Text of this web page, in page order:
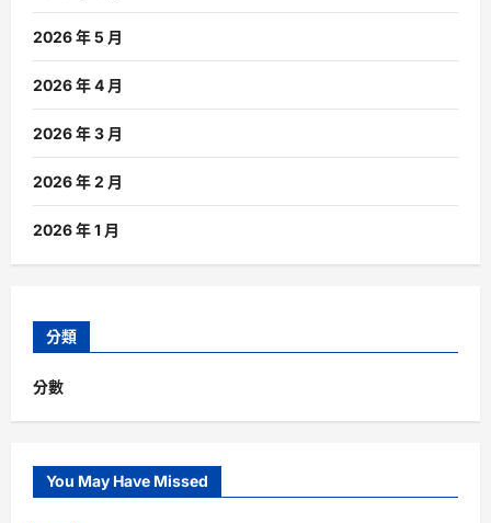
2026 年 5 月
2026 年 4 月
2026 年 3 月
2026 年 2 月
2026 年 1 月
分類
分數
You May Have Missed